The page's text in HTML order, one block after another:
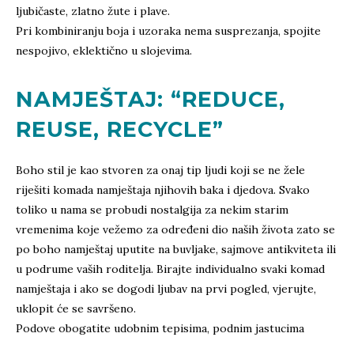
ljubičaste, zlatno žute i plave.
Pri kombiniranju boja i uzoraka nema susprezanja, spojite
nespojivo, eklektično u slojevima.
NAMJEŠTAJ: “REDUCE,
REUSE, RECYCLE”
Boho stil je kao stvoren za onaj tip ljudi koji se ne žele
riješiti komada namještaja njihovih baka i djedova. Svako
toliko u nama se probudi nostalgija za nekim starim
vremenima koje vežemo za određeni dio naših života zato se
po boho namještaj uputite na buvljake, sajmove antikviteta ili
u podrume vaših roditelja. Birajte individualno svaki komad
namještaja i ako se dogodi ljubav na prvi pogled, vjerujte,
uklopit će se savršeno.
Podove obogatite udobnim tepisima, podnim jastucima